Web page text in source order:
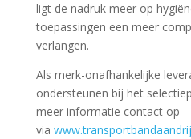
ligt de nadruk meer op
toepassingen een meer
verlangen.
Als merk-onafhankelijke
ondersteunen bij het
meer informatie contact op
via